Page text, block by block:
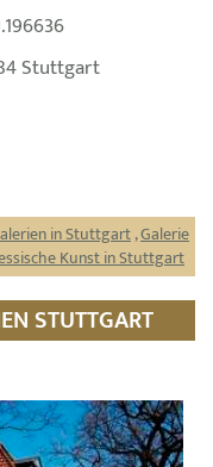
Stuttgart
in Stuttgart,Galerie
Kunst in Stuttgart
STUTTGART